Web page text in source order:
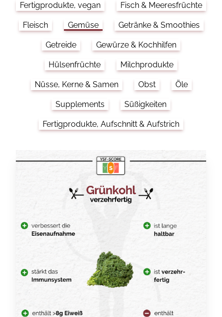
Fertigprodukte, vegan Fisch & Meeresfrüchte
Fleisch Gemüse Getränke & Smoothies
Getreide Gewürze & Kochhilfen
Hülsenfrüchte Milchprodukte
Nüsse, Kerne & Samen Obst Öle
Supplements Süßigkeiten
Fertigprodukte, Aufschnitt & Aufstrich